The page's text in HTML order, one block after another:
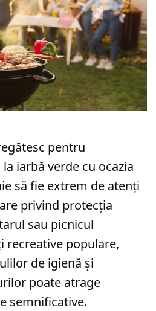
pentru
iarbă verde cu ocazia
să fie extrem de atenți
privind protecția
sau picnicul
recreative populare,
de igienă și
poate atrage
semnificative.